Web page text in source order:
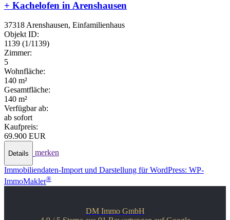
+ Kachelofen in Arenshausen
37318 Arenshausen, Einfamilienhaus
Objekt ID:
1139 (1/1139)
Zimmer:
5
Wohnfläche:
140 m²
Gesamtfläche:
140 m²
Verfügbar ab:
ab sofort
Kaufpreis:
69.900 EUR
Details
merken
Immobiliendaten-Import und Darstellung für WordPress: WP-
ImmoMakler®
DM Immo GmbH